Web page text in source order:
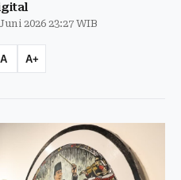
2026 23:27 WIB
A A+